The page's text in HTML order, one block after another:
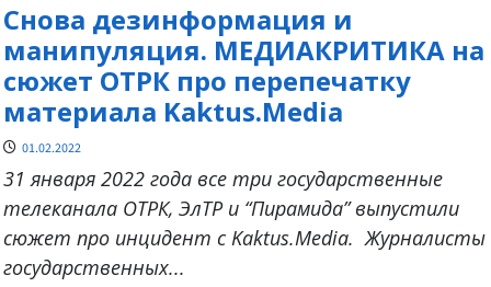
Снова дезинформация и
манипуляция. МЕДИАКРИТИКА на
сюжет ОТРК про перепечатку
материала Kaktus.Media
01.02.2022
31 января 2022 года все три государственные
телеканала ОТРК, ЭлТР и “Пирамида” выпустили
сюжет про инцидент с Kaktus.Media. Журналисты
государственных...